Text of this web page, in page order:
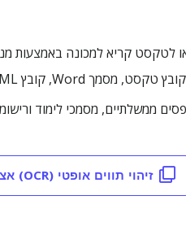
ממשלתיים, מסמכי לימוד
זיהוי תווים אופטי (OCR) אצווה